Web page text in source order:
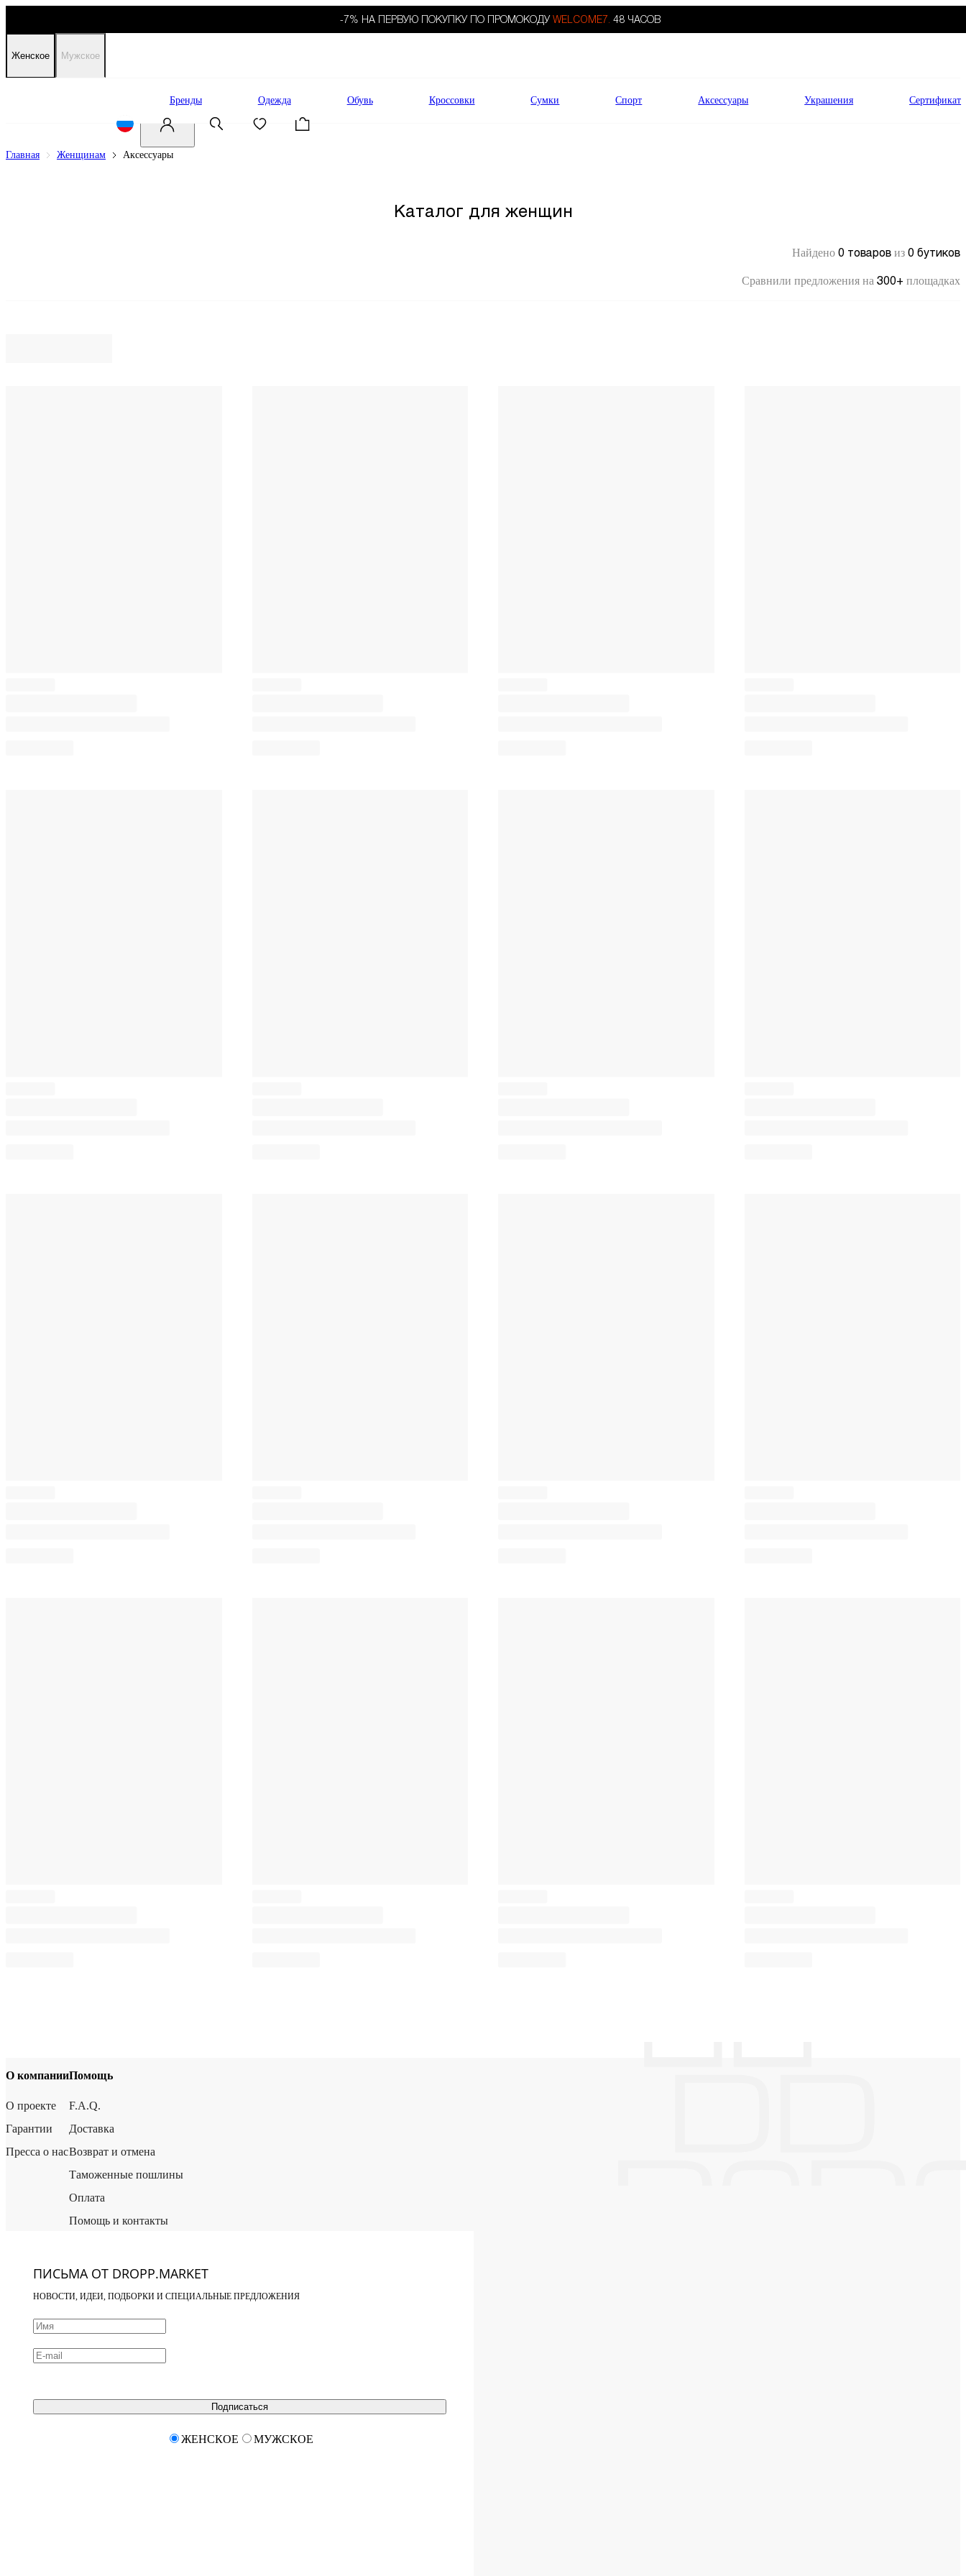
-7% НА ПЕРВУЮ ПОКУПКУ ПО ПРОМОКОДУ WELCOME7. 48 ЧАСОВ
Женское Мужское
Бренды Одежда Обувь Кроссовки Сумки Спорт Аксессуары Украшения Сертификат
Главная Женщинам Аксессуары
Каталог для женщин
Найдено 0 товаров из 0 бутиков
Сравнили предложения на 300+ площадках
О компании
О проекте
Гарантии
Пресса о нас
Помощь
F.A.Q.
Доставка
Возврат и отмена
Таможенные пошлины
Оплата
Помощь и контакты
ПИСЬМА ОТ DROPP.MARKET
НОВОСТИ, ИДЕИ, ПОДБОРКИ И СПЕЦИАЛЬНЫЕ ПРЕДЛОЖЕНИЯ
Подписаться
ЖЕНСКОЕ МУЖСКОЕ